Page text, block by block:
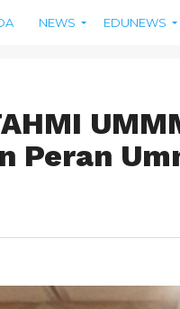
NEWS EDUNEWS
Peran